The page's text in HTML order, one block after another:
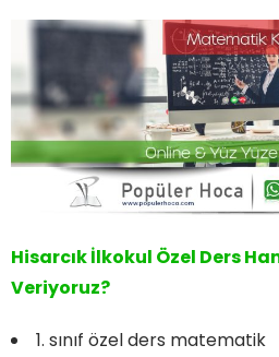
Hisarcık İlkokul Özel Ders
Veriyoruz?
1. sınıf özel ders matematik